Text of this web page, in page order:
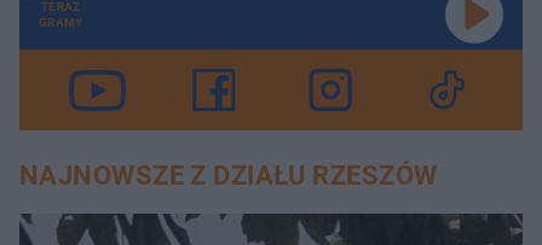
TERAZ
GRAMY
NAJNOWSZE Z DZIAŁU RZESZÓW